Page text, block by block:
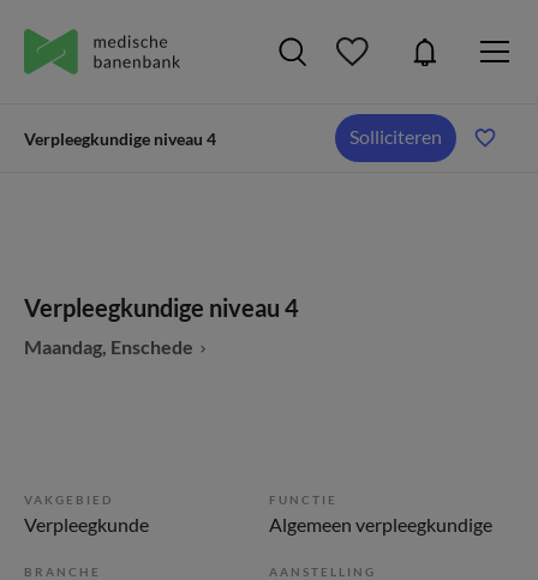
Verpleegkundige niveau 4 Solliciteren
Verpleegkundige niveau 4
Maandag, Enschede
VAKGEBIED
Verpleegkunde
FUNCTIE
Algemeen verpleegkundige
BRANCHE AANSTELLING